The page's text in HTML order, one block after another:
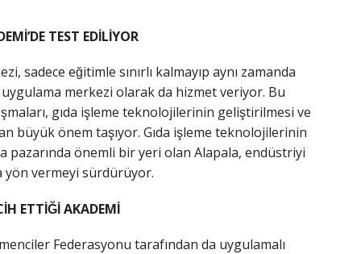
TEST EDİLİYOR
sadece eğitimle sınırlı kalmayıp aynı zamanda
uygulama merkezi olarak da hizmet veriyor. Bu
gıda işleme teknolojilerinin geliştirilmesi ve
büyük önem taşıyor. Gıda işleme teknolojilerinin
pazarında önemli bir yeri olan Alapala, endüstriyi
yön vermeyi sürdürüyor.
ETTİĞİ AKADEMİ
Federasyonu tarafından da uygulamalı